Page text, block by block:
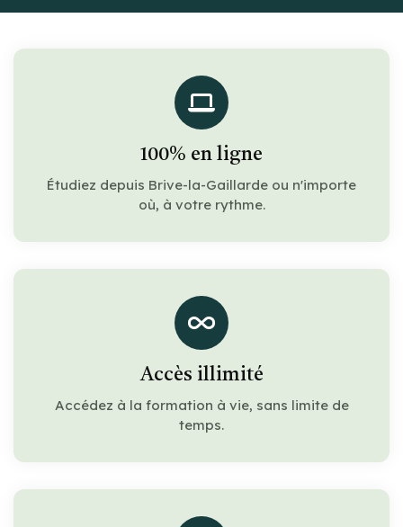
100% en ligne
Étudiez depuis Brive-la-Gaillarde ou n'importe
où, à votre rythme.
Accès illimité
Accédez à la formation à vie, sans limite de
temps.